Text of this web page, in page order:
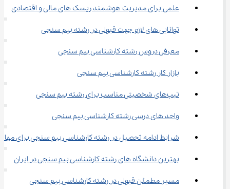
علمی برای مدیریت هوشمند ریسک ‌های مالی و اقتصادی
توانایی های لازم جهت قبولی در رشته بیم سنجی
معرفی دروس رشته کارشناسی بیم سنجی
بازار کار رشته کارشناسی بیم سنجی
تیپ‌های شخصیتی مناسب برای رشته بیم سنجی
واحد های درسی رشته کارشناسی بیم سنجی
شرایط ادامه تحصیل در رشته کارشناسی بیم سنجی برای
بهترین دانشگاه های رشته کارشناسی بیم سنجی در ایران
مسیر مطمئن قبولی در رشته کارشناسی بیم سنجی